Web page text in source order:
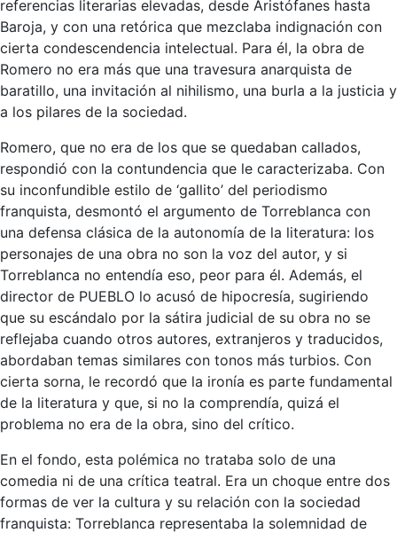
referencias literarias elevadas, desde Aristófanes hasta
Baroja, y con una retórica que mezclaba indignación con
cierta condescendencia intelectual. Para él, la obra de
Romero no era más que una travesura anarquista de
baratillo, una invitación al nihilismo, una burla a la justicia y
a los pilares de la sociedad.
Romero, que no era de los que se quedaban callados,
respondió con la contundencia que le caracterizaba. Con
su inconfundible estilo de ‘gallito’ del periodismo
franquista, desmontó el argumento de Torreblanca con
una defensa clásica de la autonomía de la literatura: los
personajes de una obra no son la voz del autor, y si
Torreblanca no entendía eso, peor para él. Además, el
director de PUEBLO lo acusó de hipocresía, sugiriendo
que su escándalo por la sátira judicial de su obra no se
reflejaba cuando otros autores, extranjeros y traducidos,
abordaban temas similares con tonos más turbios. Con
cierta sorna, le recordó que la ironía es parte fundamental
de la literatura y que, si no la comprendía, quizá el
problema no era de la obra, sino del crítico.
En el fondo, esta polémica no trataba solo de una
comedia ni de una crítica teatral. Era un choque entre dos
formas de ver la cultura y su relación con la sociedad
franquista: Torreblanca representaba la solemnidad de